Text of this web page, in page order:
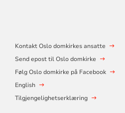
Kontakt Oslo domkirkes ansatte
Send epost til Oslo domkirke
Følg Oslo domkirke på Facebook
English
Tilgjengelighetserklæring